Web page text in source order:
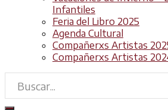
Infantiles
Feria del Libro 2025
Agenda Cultural
Compañerxs Artistas
Compañerxs Artistas